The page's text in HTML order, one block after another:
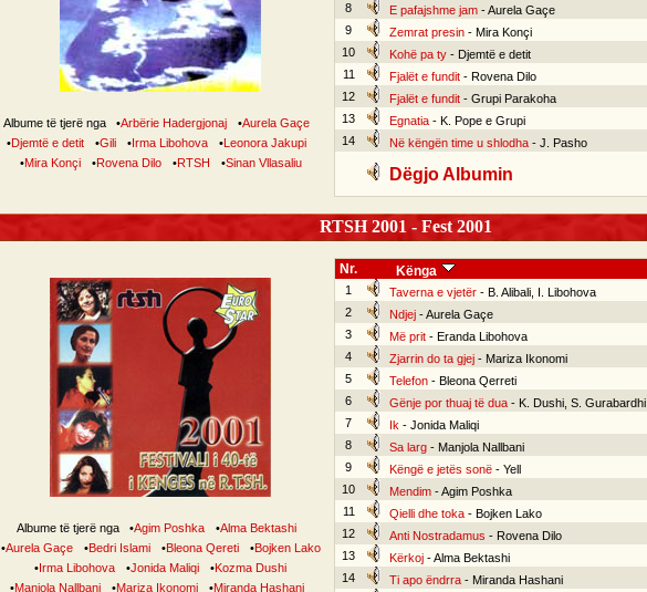
Albume të tjerë nga •Arbërie Hadergjonaj •Aurela Gaçe
•Djemtë e detit •Gili •Irma Libohova •Leonora Jakupi
•Mira Konçi •Rovena Dilo •RTSH •Sinan Vllasaliu
8
E pafajshme jam- Aurela Gaçe
9
Zemrat presin- Mira Konçi
10
Kohë pa ty- Djemtë e detit
11
Fjalët e fundit- Rovena Dilo
12
Fjalët e fundit- Grupi Parakoha
13
Egnatia- K. Pope e Grupi
14
Në këngën time u shlodha- J. Pasho
Dëgjo Albumin
RTSH 2001 - Fest 2001
Albume të tjerë nga •Agim Poshka •Alma Bektashi
•Aurela Gaçe •Bedri Islami •Bleona Qereti •Bojken Lako
•Irma Libohova •Jonida Maliqi •Kozma Dushi
•Manjola Nallbani •Mariza Ikonomi •Miranda Hashani
Nr. Kënga
1 Taverna e vjetër- B. Alibali, I. Libohova
2
Ndjej- Aurela Gaçe
3
Më prit- Eranda Libohova
4
Zjarrin do ta gjej- Mariza Ikonomi
5
Telefon- Bleona Qerreti
6
Gënje por thuaj të dua- K. Dushi, S. Gurabardhi
7
Ik - Jonida Maliqi
8
Sa larg- Manjola Nallbani
9
Këngë e jetës sonë- Yell
10
Mendim- Agim Poshka
11
Qielli dhe toka- Bojken Lako
12
Anti Nostradamus - Rovena Dilo
13
Kërkoj- Alma Bektashi
14
Ti apo ëndrra- Miranda Hashani